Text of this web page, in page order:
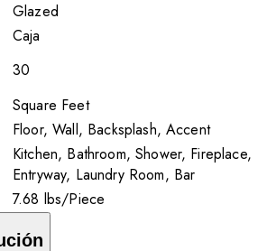
Glazed
Caja
30
Square Feet
Floor, Wall, Backsplash, Accent
Kitchen, Bathroom, Shower, Fireplace,
Entryway, Laundry Room, Bar
7.68 lbs/Piece